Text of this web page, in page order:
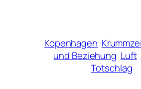
Kopenhagen
und Beziehung Luft
Totschlag